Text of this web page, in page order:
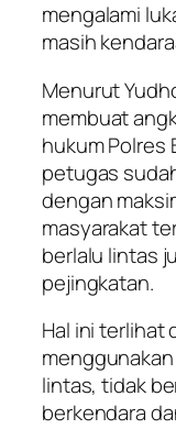
mengalami
masih
Menurut
membuat
hukum Polres
petugas
dengan
masyarakat
berlalu lintas
pejingkatan.
Hal ini terlihat
lintas, tidak
berkendara